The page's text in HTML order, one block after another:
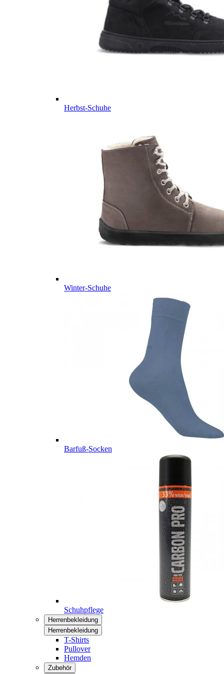
Herbst-Schuhe
Winter-Schuhe
Barfuß-Socken
Schuhpflege
Herrenbekleidung
Herrenbekleidung
T-Shirts
Pullover
Hemden
Zubehör